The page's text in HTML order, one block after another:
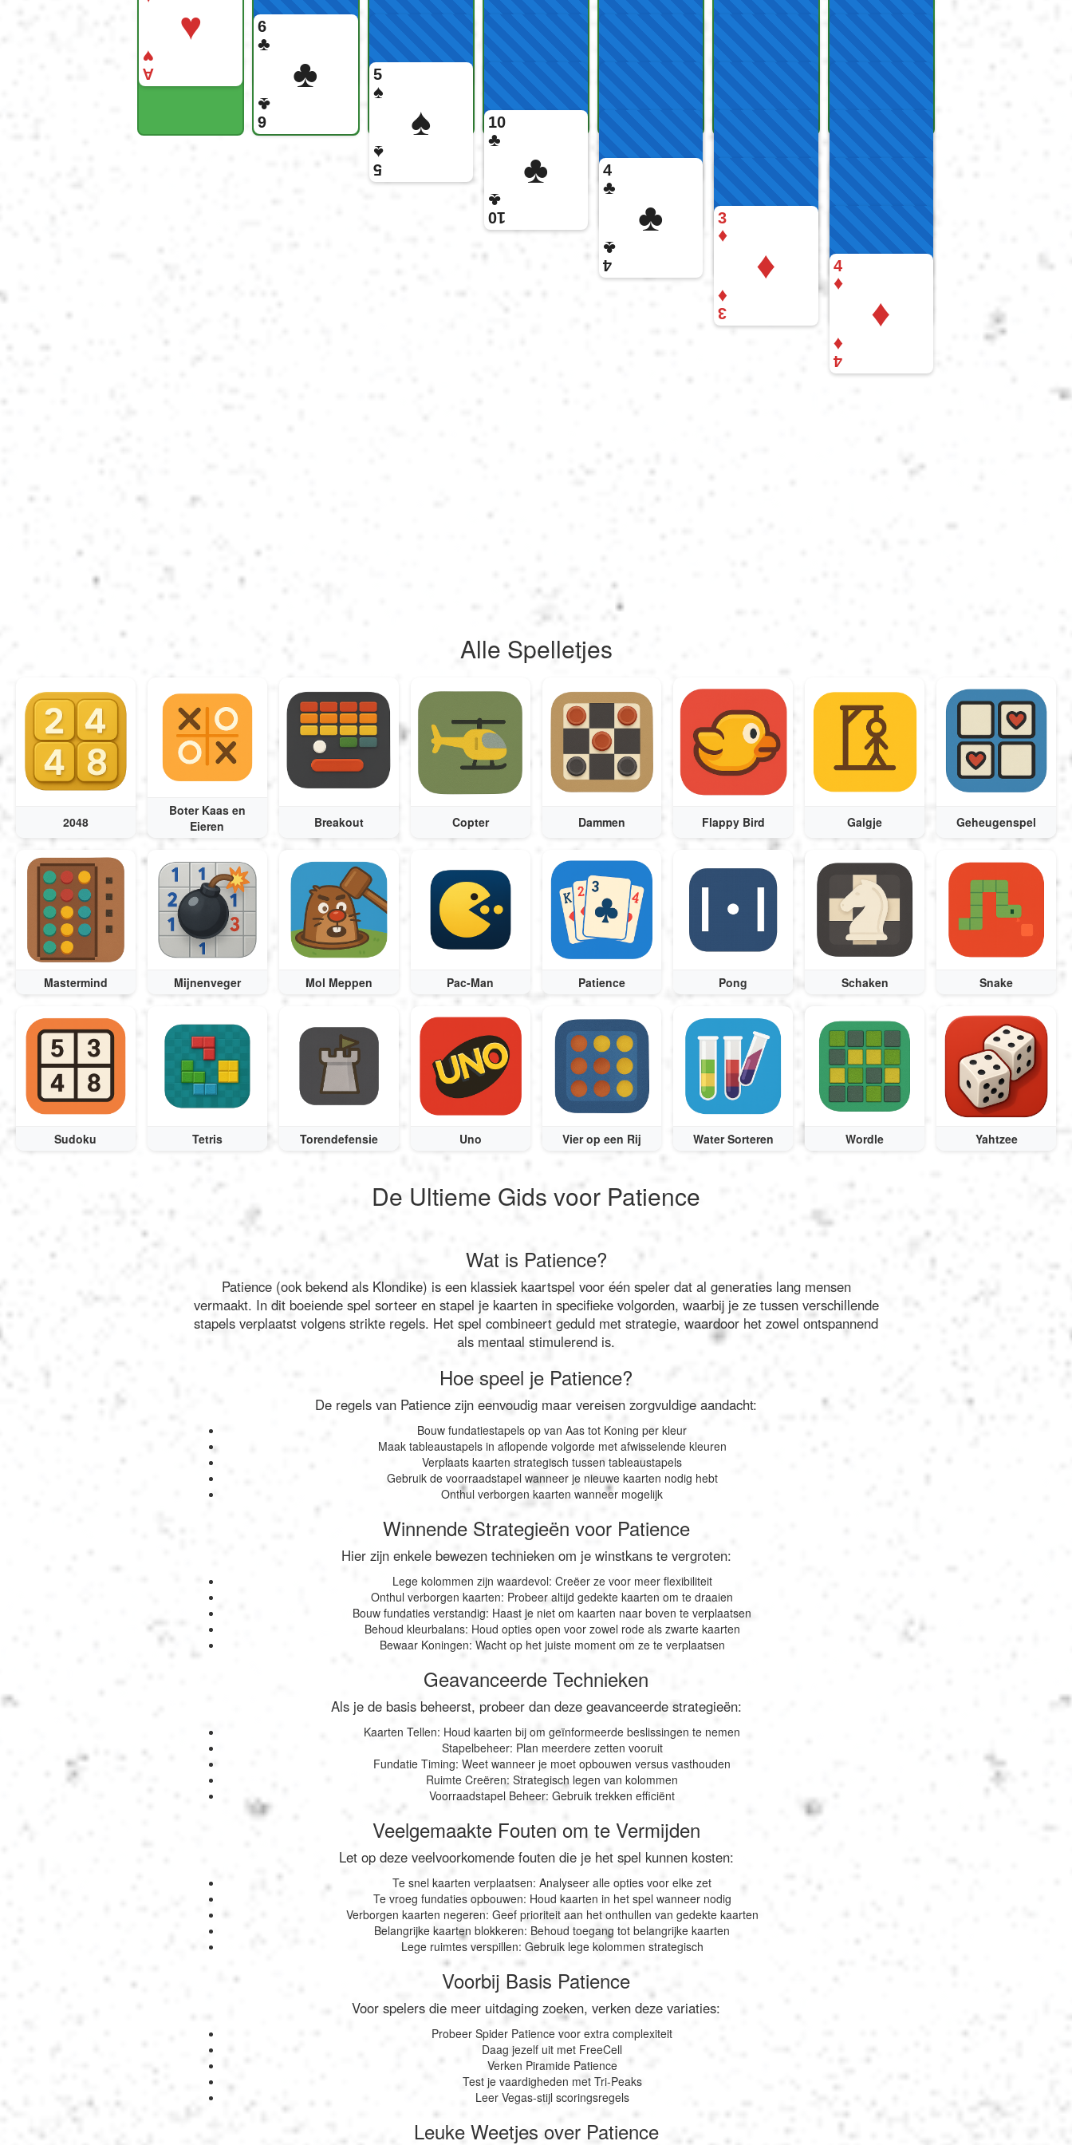
Português
Polski
Türkçe
中文
العربية
Svenska
Română
Magyar
Indonesia
Українська
♥
A
♥
6
♣
♣
6
♣
5
♠
♠
5
♠
10
♣
♣
10
♣
4
♣
♣
4
♣
3
♦
♦
3
♦
4
♦
♦
4
♦
Alle Spelletjes
2048
Boter Kaas en
Eieren
Breakout Copter Dammen Flappy Bird Galgje Geheugenspel
Mastermind Mijnenveger Mol Meppen Pac-Man Patience Pong Schaken Snake
Sudoku Tetris Torendefensie Uno Vier op een Rij Water Sorteren Wordle Yahtzee
De Ultieme Gids voor Patience
Wat is Patience?
Patience (ook bekend als Klondike) is een klassiek kaartspel voor één speler dat al generaties lang mensen
vermaakt. In dit boeiende spel sorteer en stapel je kaarten in specifieke volgorden, waarbij je ze tussen verschillende
stapels verplaatst volgens strikte regels. Het spel combineert geduld met strategie, waardoor het zowel ontspannend
als mentaal stimulerend is.
Hoe speel je Patience?
De regels van Patience zijn eenvoudig maar vereisen zorgvuldige aandacht:
Bouw fundatiestapels op van Aas tot Koning per kleur
Maak tableaustapels in aflopende volgorde met afwisselende kleuren
Verplaats kaarten strategisch tussen tableaustapels
Gebruik de voorraadstapel wanneer je nieuwe kaarten nodig hebt
Onthul verborgen kaarten wanneer mogelijk
Winnende Strategieën voor Patience
Hier zijn enkele bewezen technieken om je winstkans te vergroten:
Lege kolommen zijn waardevol: Creëer ze voor meer flexibiliteit
Onthul verborgen kaarten: Probeer altijd gedekte kaarten om te draaien
Bouw fundaties verstandig: Haast je niet om kaarten naar boven te verplaatsen
Behoud kleurbalans: Houd opties open voor zowel rode als zwarte kaarten
Bewaar Koningen: Wacht op het juiste moment om ze te verplaatsen
Geavanceerde Technieken
Als je de basis beheerst, probeer dan deze geavanceerde strategieën:
Kaarten Tellen: Houd kaarten bij om geïnformeerde beslissingen te nemen
Stapelbeheer: Plan meerdere zetten vooruit
Fundatie Timing: Weet wanneer je moet opbouwen versus vasthouden
Ruimte Creëren: Strategisch legen van kolommen
Voorraadstapel Beheer: Gebruik trekken efficiënt
Veelgemaakte Fouten om te Vermijden
Let op deze veelvoorkomende fouten die je het spel kunnen kosten:
Te snel kaarten verplaatsen: Analyseer alle opties voor elke zet
Te vroeg fundaties opbouwen: Houd kaarten in het spel wanneer nodig
Verborgen kaarten negeren: Geef prioriteit aan het onthullen van gedekte kaarten
Belangrijke kaarten blokkeren: Behoud toegang tot belangrijke kaarten
Lege ruimtes verspillen: Gebruik lege kolommen strategisch
Voorbij Basis Patience
Voor spelers die meer uitdaging zoeken, verken deze variaties:
Probeer Spider Patience voor extra complexiteit
Daag jezelf uit met FreeCell
Verken Piramide Patience
Test je vaardigheden met Tri-Peaks
Leer Vegas-stijl scoringsregels
Leuke Weetjes over Patience